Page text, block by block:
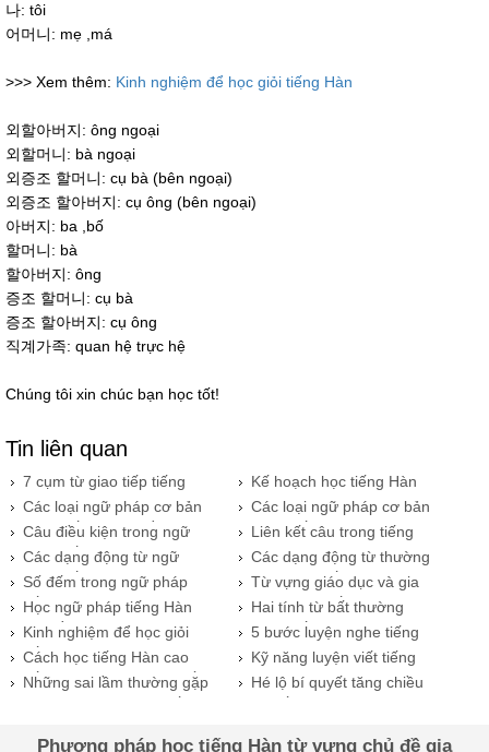
나: tôi
어머니: mẹ ,má
>>> Xem thêm: Kinh nghiệm để học giỏi tiếng Hàn
외할아버지: ông ngoại
외할머니: bà ngoại
외증조 할머니: cụ bà (bên ngoại)
외증조 할아버지: cụ ông (bên ngoại)
아버지: ba ,bố
할머니: bà
할아버지: ông
증조 할머니: cụ bà
증조 할아버지: cụ ông
직계가족: quan hệ trực hệ
Chúng tôi xin chúc bạn học tốt!
Tin liên quan
7 cụm từ giao tiếp tiếng
Hàn
​Kế hoạch học tiếng Hàn
trong 90 ngày
Các loại ngữ pháp cơ bản
trong tiếng Hàn phần 2
Các loại ngữ pháp cơ bản
trong tiếng Hàn
Câu điều kiện trong ngữ
pháp tiếng Hàn
Liên kết câu trong tiếng
Hàn
Các dạng động từ ngữ
pháp tiếng Hàn
Các dạng động từ thường
gặp trong tiếng Hàn
Số đếm trong ngữ pháp
tiếng Hàn
Từ vựng giáo dục và gia
đình trong tiếng Hàn
Học ngữ pháp tiếng Hàn
chủ đề hỏi đáp
​Hai tính từ bất thường
trong tiếng Hangul
Kinh nghiệm để học giỏi
tiếng Hàn
5 bước luyện nghe tiếng
Hàn cơ bản cho người mới
Cách học tiếng Hàn cao
cấp dành cho người muốn
Kỹ năng luyện viết tiếng
Hàn hiệu quả
Những sai lầm thường gặp
khi lựa chọn khi học tiếng
Hé lộ bí quyết tăng chiều
cao ấn tượng của người
Phương pháp học tiếng Hàn từ vựng chủ đề gia